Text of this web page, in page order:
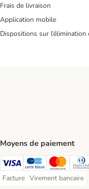
Frais de livraison
Application mobile
Dispositions sur l’élimination
Moyens de paiement
Visa Payment Method
carte bleue Payment
Master Card
Facture
Facture Payment Method
Virement bancaire
Virement bancaire